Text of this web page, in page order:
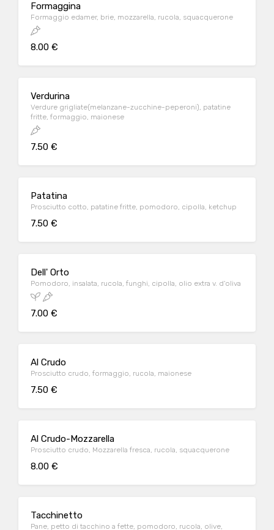
Formaggina
Formaggio edamer, brie, mozzarella, rucola, squacquerone
8.00 €
Verdurina
Verdure grigliate(melanzane-zucchine-peperoni), patatine
fritte, formaggio, maionese
7.50 €
Patatina
Prosciutto cotto, patatine fritte, pomodoro, cipolla, ketchup
7.50 €
Dell' Orto
Pomodoro, insalata, rucola, funghi, cipolla, olio extra v. d'oliva
7.00 €
Al Crudo
Prosciutto crudo, formaggio, rucola, maionese
7.50 €
Al Crudo-Mozzarella
Prosciutto crudo, Mozzarella fresca, rucola, squacquerone
8.00 €
Tacchinetto
Pane, petto di tacchino a fette, pomodoro, rucola, olive,